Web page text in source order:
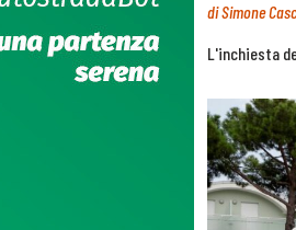
diSimone
L'inchiesta